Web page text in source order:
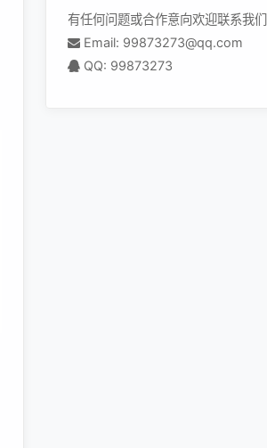
有任何问题或合作意向欢迎联系我们
Email: 99873273@qq.com
QQ: 99873273